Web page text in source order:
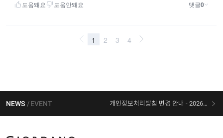
NEWS EVENT 개인정보처리방침 변경 안내 - 2026/07/30 시행